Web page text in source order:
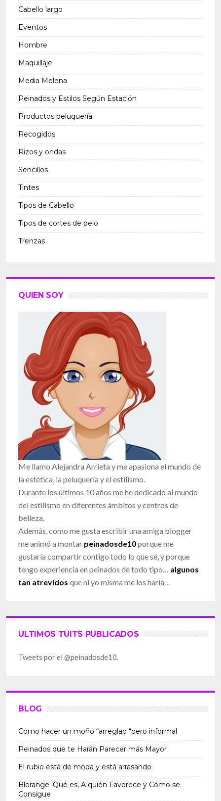
Cabello largo
Eventos
Hombre
Maquillaje
Media Melena
Peinados y Estilos Según Estación
Productos peluquería
Recogidos
Rizos y ondas
Sencillos
Tintes
Tipos de Cabello
Tipos de cortes de pelo
Trenzas
QUIEN SOY
Me llamo Alejandra Arrieta y me apasiona el mundo de
la estética, la peluquería y el estilismo.
Durante los últimos 10 años me he dedicado al mundo
del estilismo en diferentes ámbitos y centros de
belleza.
Además, como me gusta escribir una amiga blogger
me animó a montar peinadosde10porque me
gustaría compartir contigo todo lo que sé, y porque
tengo experiencia en peinados de todo tipo… algunos
tan atrevidos que ni yo misma me los haría…
ULTIMOS TUITS PUBLICADOS
Tweets por el @peinadosde10.
BLOG
Cómo hacer un moño “arreglao “pero informal
Peinados que te Harán Parecer más Mayor
El rubio está de moda y está arrasando
Blorange. Qué es, A quién Favorece y Cómo se
Consigue